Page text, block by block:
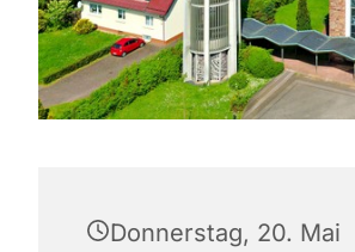
Donnerstag, 20. Mai